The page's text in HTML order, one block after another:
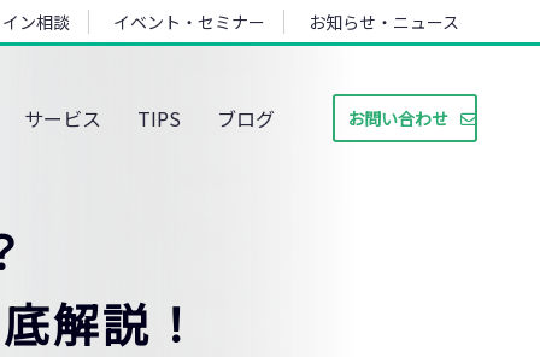
ン相談 イベント・セミナー お知らせ・ニュース
サービス TIPS ブログ お問い合わせ
解説！